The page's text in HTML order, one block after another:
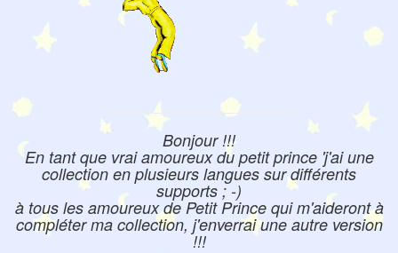
Bonjour !!!
En tant que vrai amoureux du petit prince 'j'ai une
collection en plusieurs langues sur différents
supports ; -)
à tous les amoureux de Petit Prince qui m'aideront à
compléter ma collection, j'enverrai une autre version
!!!